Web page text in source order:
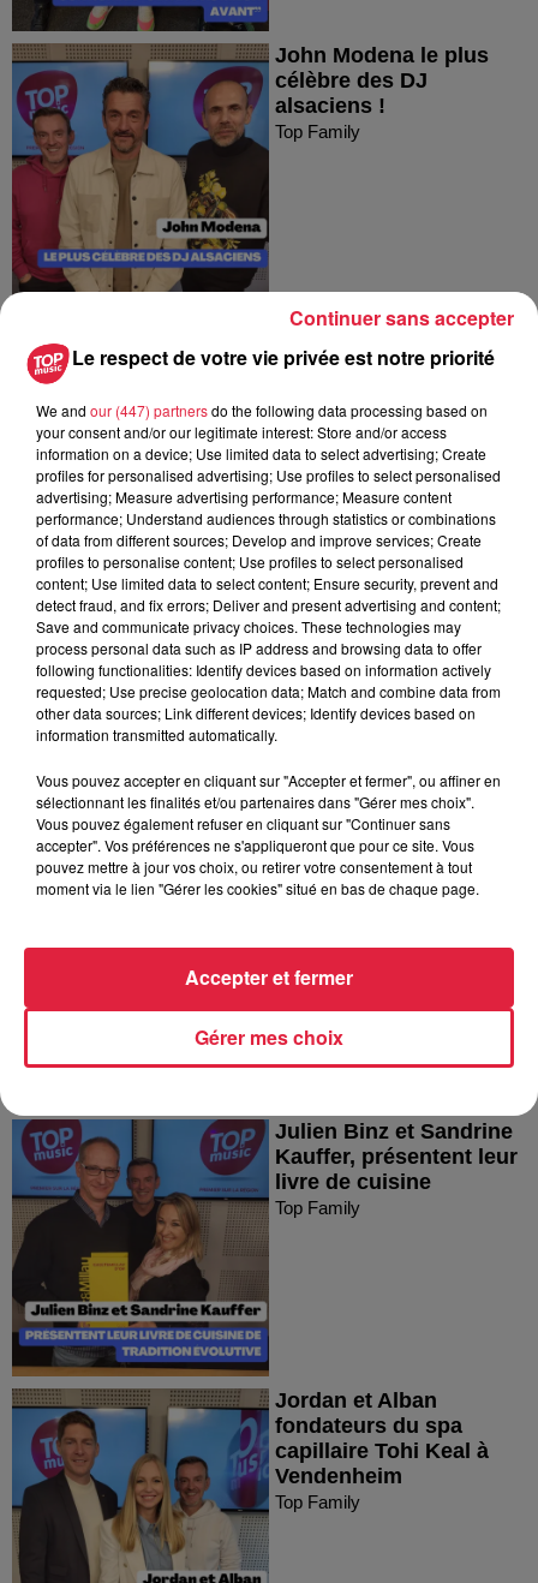
John Modena le plus
célèbre des DJ
alsaciens !
Top Family
Laurent fondateur de
l'entreprise alsacienne,
LSG partenaire
Top Family
Enzo Poirot et Antoine
Torres, joueurs de
l'Étoile Noire de
Strasbourg
Top Family
La marque alsacienne
Stoeffler fête ses 80 ans
Julien Binz et Sandrine
Kauffer, présentent leur
livre de cuisine
Top Family
Jordan et Alban
fondateurs du spa
capillaire Tohi Keal à
Vendenheim
Top Family
Le respect de votre vie privée est notre priorité
We and our (447) partnersdo the following data processing based on
your consent and/or our legitimate interest: Store and/or access
information on a device; Use limited data to select advertising; Create
profiles for personalised advertising; Use profiles to select personalised
advertising; Measure advertising performance; Measure content
performance; Understand audiences through statistics or combinations
of data from different sources; Develop and improve services; Create
profiles to personalise content; Use profiles to select personalised
content; Use limited data to select content; Ensure security, prevent and
detect fraud, and fix errors; Deliver and present advertising and content;
Save and communicate privacy choices. These technologies may
process personal data such as IP address and browsing data to offer
following functionalities: Identify devices based on information actively
requested; Use precise geolocation data; Match and combine data from
other data sources; Link different devices; Identify devices based on
information transmitted automatically.
Vous pouvez accepter en cliquant sur "Accepter et fermer", ou affiner en
sélectionnant les finalités et/ou partenaires dans "Gérer mes choix".
Vous pouvez également refuser en cliquant sur "Continuer sans
accepter". Vos préférences ne s'appliqueront que pour ce site. Vous
pouvez mettre à jour vos choix, ou retirer votre consentement à tout
moment via le lien "Gérer les cookies" situé en bas de chaque page.
Gérer mes choix
Accepter et fermer
Continuer sans accepter